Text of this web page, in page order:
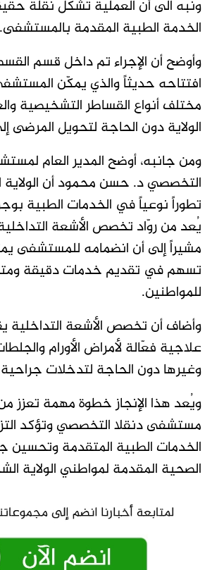
ونبه الى أن العملية تشكل نقلة
الخدمة الطبية المقدمة بالمستشفى.
وأوضح أن الإجراء تم داخل قسم
افتتاحه حديثاً والذي يمكّن
مختلف أنواع القساطر التشخيصية
الولاية دون الحاجة لتحويل المرضى
ومن جانبه، أوضح المدير العام
التخصصي د. حسن محمود أن الولاية
تطوراً نوعياً في الخدمات الطبية
يُعد من روّاد تخصص الأشعة
مشيراً إلى أن انضمامه للمستشفى
تسهم في تقديم خدمات دقيقة
للمواطنين.
وأضاف أن تخصص الأشعة التداخلية
علاجية فعّالة لأمراض الأورام
وغيرها دون الحاجة لتدخلات
ويُعد هذا الإنجاز خطوة مهمة تعزز
مستشفى دنقلا التخصصي وتؤكد
الخدمات الطبية المتقدمة وتحسين
الصحية المقدمة لمواطني الولاية